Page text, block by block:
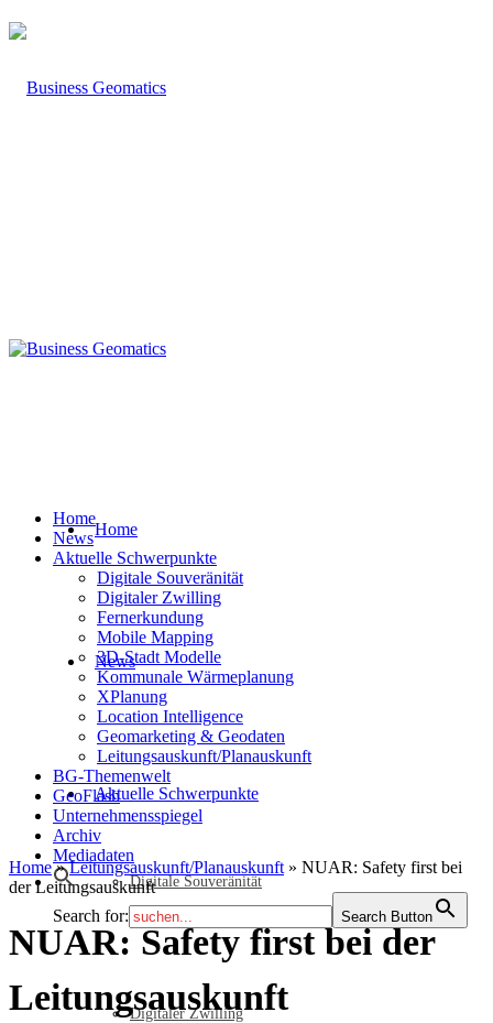
Home
News
Aktuelle Schwerpunkte
Digitale Souveränität
Digitaler Zwilling
Home
News
Aktuelle Schwerpunkte
Digitale Souveränität
Digitaler Zwilling
Fernerkundung
Mobile Mapping
3D-Stadt Modelle
Kommunale Wärmeplanung
XPlanung
Location Intelligence
Geomarketing & Geodaten
Leitungsauskunft/Planauskunft
BG-Themenwelt
GeoFlash
Unternehmensspiegel
Archiv
Mediadaten
Search for: Search Button
Home»Leitungsauskunft/Planauskunft » NUAR: Safety first bei
der Leitungsauskunft
NUAR: Safety first bei der
Leitungsauskunft